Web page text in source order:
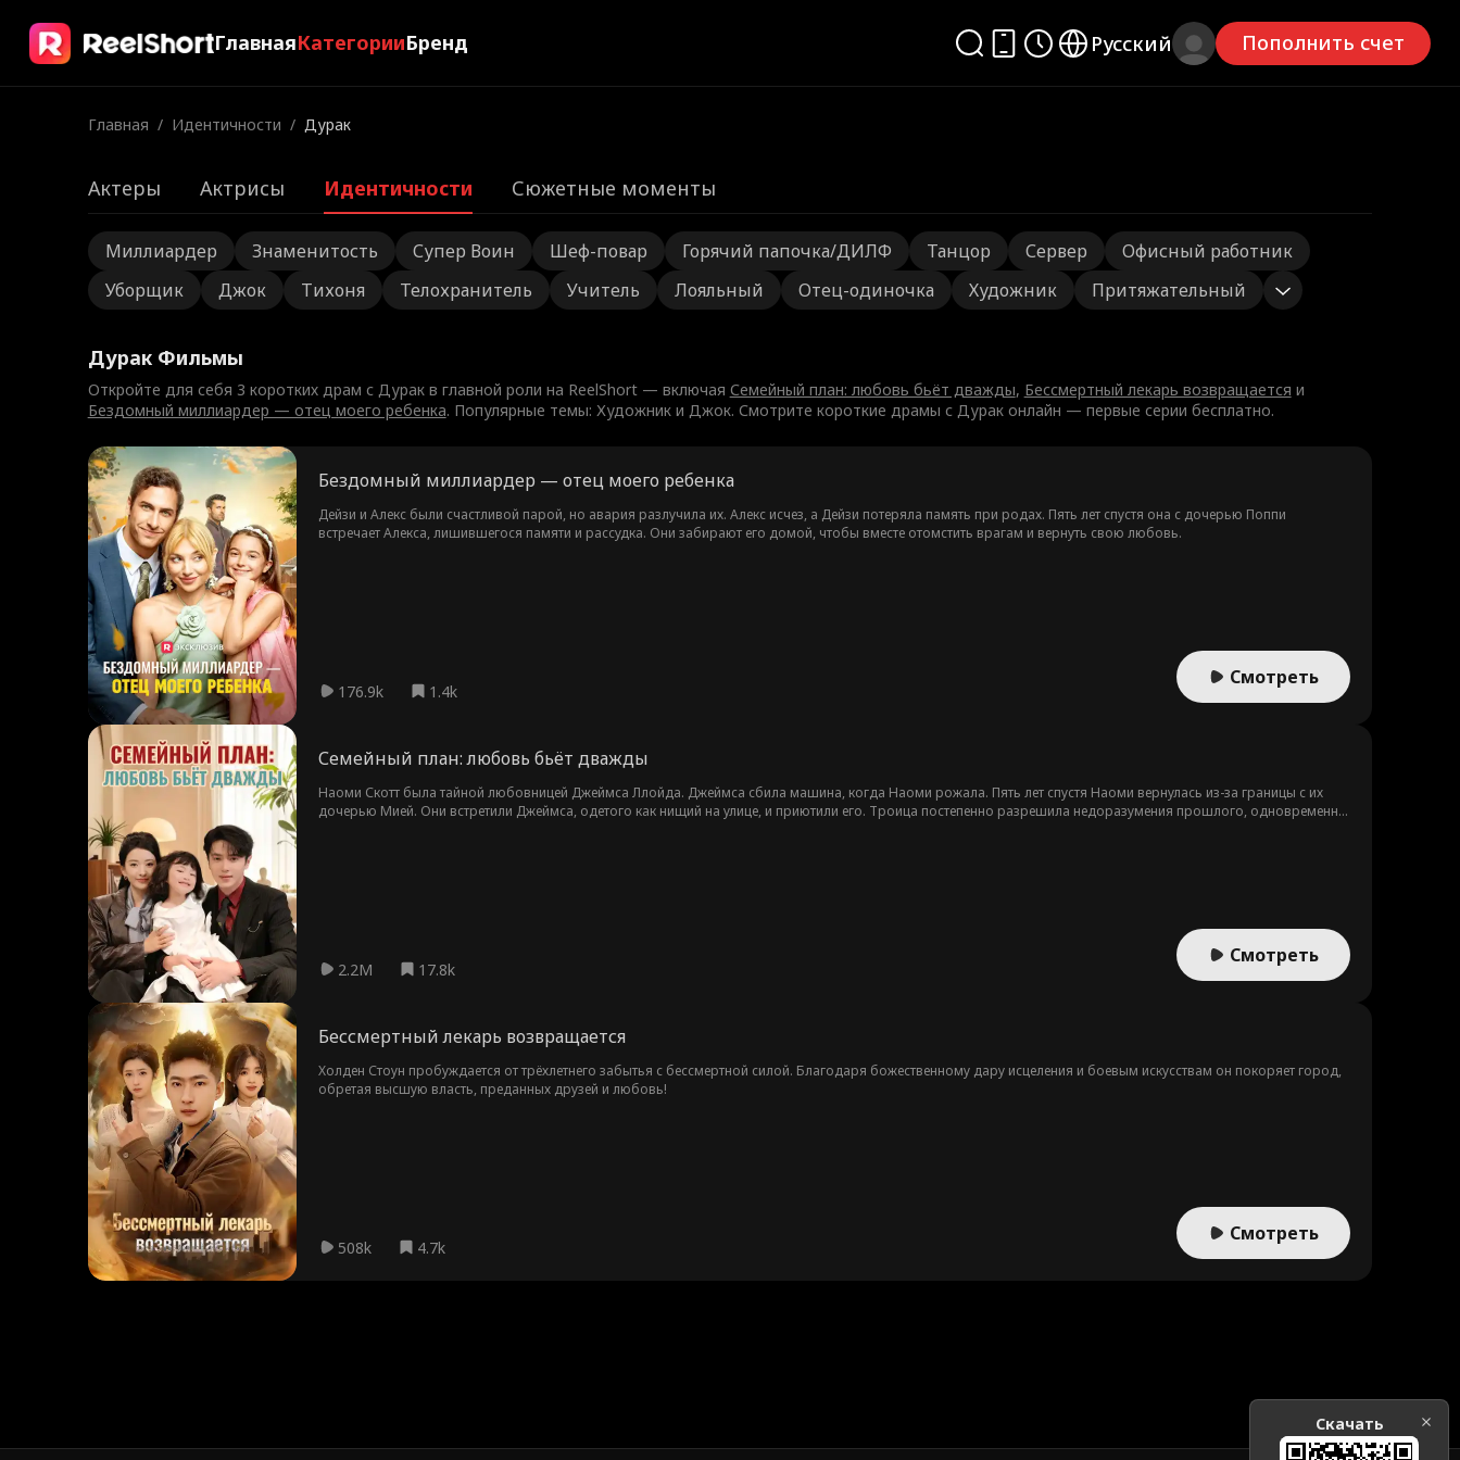
ГлавнаяКатегорииБренд Русский Пополнить счет
Главная / Идентичности / Дурак
Актеры Актрисы Идентичности Сюжетные моменты
Миллиардер Знаменитость Супер Воин Шеф-повар Горячий папочка/ДИЛФ Танцор Сервер
Офисный работник
Уборщик
Джок Тихоня Телохранитель Учитель Лояльный Отец-одиночка Художник Притяжательный
Дурак Фильмы
Откройте для себя 3 коротких драм с Дурак в главной роли на ReelShort — включая Семейный план: любовь бьёт дважды, Бессмертный лекарь возвращается и
Бездомный миллиардер — отец моего ребенка. Популярные темы: Художник и Джок. Смотрите короткие драмы с Дурак онлайн — первые серии бесплатно.
Бездомный миллиардер — отец моего ребенка
Дейзи и Алекс были счастливой парой, но авария разлучила их. Алекс исчез, а Дейзи потеряла память при родах. Пять лет спустя она с дочерью Поппи
встречает Алекса, лишившегося памяти и рассудка. Они забирают его домой, чтобы вместе отомстить врагам и вернуть свою любовь.
176.9k 1.4k
Смотреть
Семейный план: любовь бьёт дважды
Наоми Скотт была тайной любовницей Джеймса Ллойда. Джеймса сбила машина, когда Наоми рожала. Пять лет спустя Наоми вернулась из-за границы с их
дочерью Мией. Они встретили Джеймса, одетого как нищий на улице, и приютили его. Троица постепенно разрешила недоразумения прошлого, одновременно
2.2M 17.8k
Смотреть
Бессмертный лекарь возвращается
Холден Стоун пробуждается от трёхлетнего забытья с бессмертной силой. Благодаря божественному дару исцеления и боевым искусствам он покоряет город,
обретая высшую власть, преданных друзей и любовь!
508k 4.7k
Смотреть
Скачать